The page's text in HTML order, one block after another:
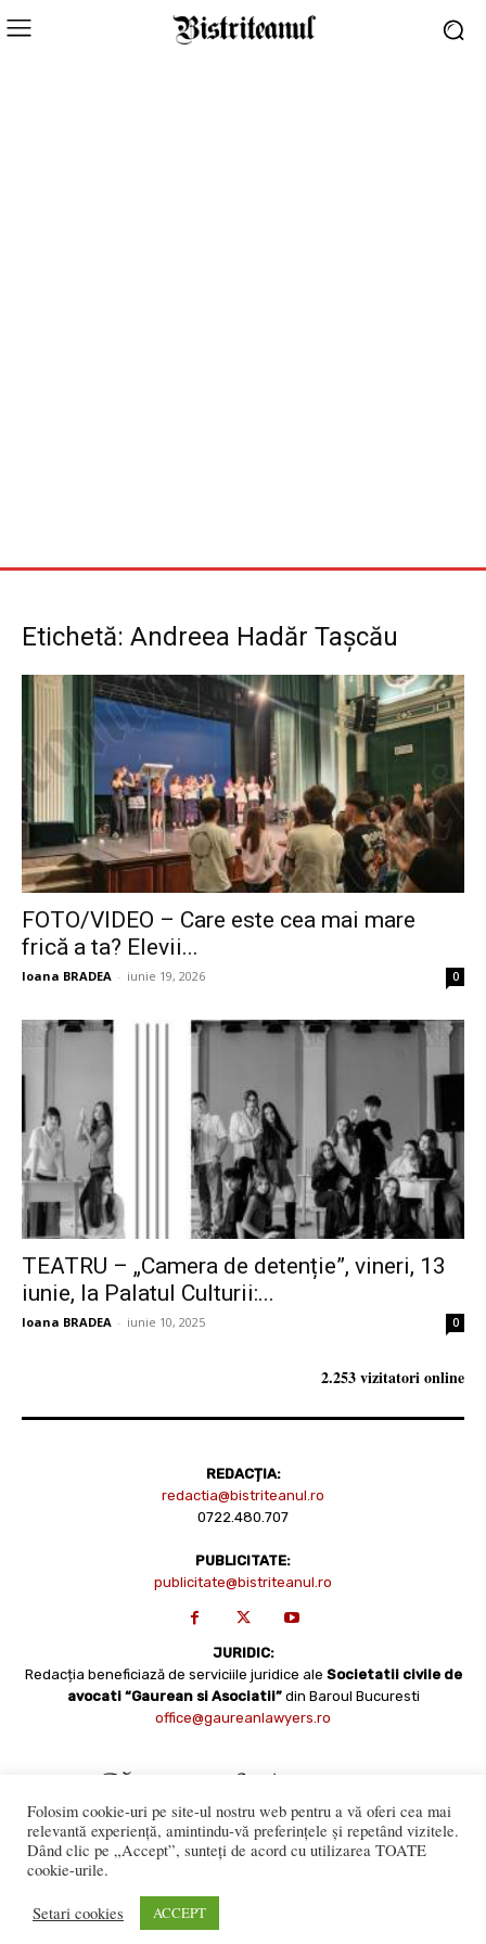
Etichetă: Andreea Hadăr Tașcău
FOTO/VIDEO – Care este cea mai mare
frică a ta? Elevii...
Ioana BRADEA - iunie 19, 2026 0
TEATRU – „Camera de detenție”, vineri, 13
iunie, la Palatul Culturii:...
Ioana BRADEA - iunie 10, 2025 0
2.253 vizitatori online
REDACȚIA:
redactia@bistriteanul.ro
0722.480.707
PUBLICITATE:
publicitate@bistriteanul.ro
JURIDIC:
Redacția beneficiază de serviciile juridice ale Societatii civile de
avocati “Gaurean si Asociatii” din Baroul Bucuresti
office@gaureanlawyers.ro
numai cu acordul expres al Bistriteanul.Ro. © Copyright 2008 -
Folosim cookie-uri pe site-ul nostru web pentru a vă oferi cea mai
relevantă experiență, amintindu-vă preferințele și repetând vizitele.
Dând clic pe „Accept”, sunteți de acord cu utilizarea TOATE
cookie-urile.
Setari cookies ACCEPT